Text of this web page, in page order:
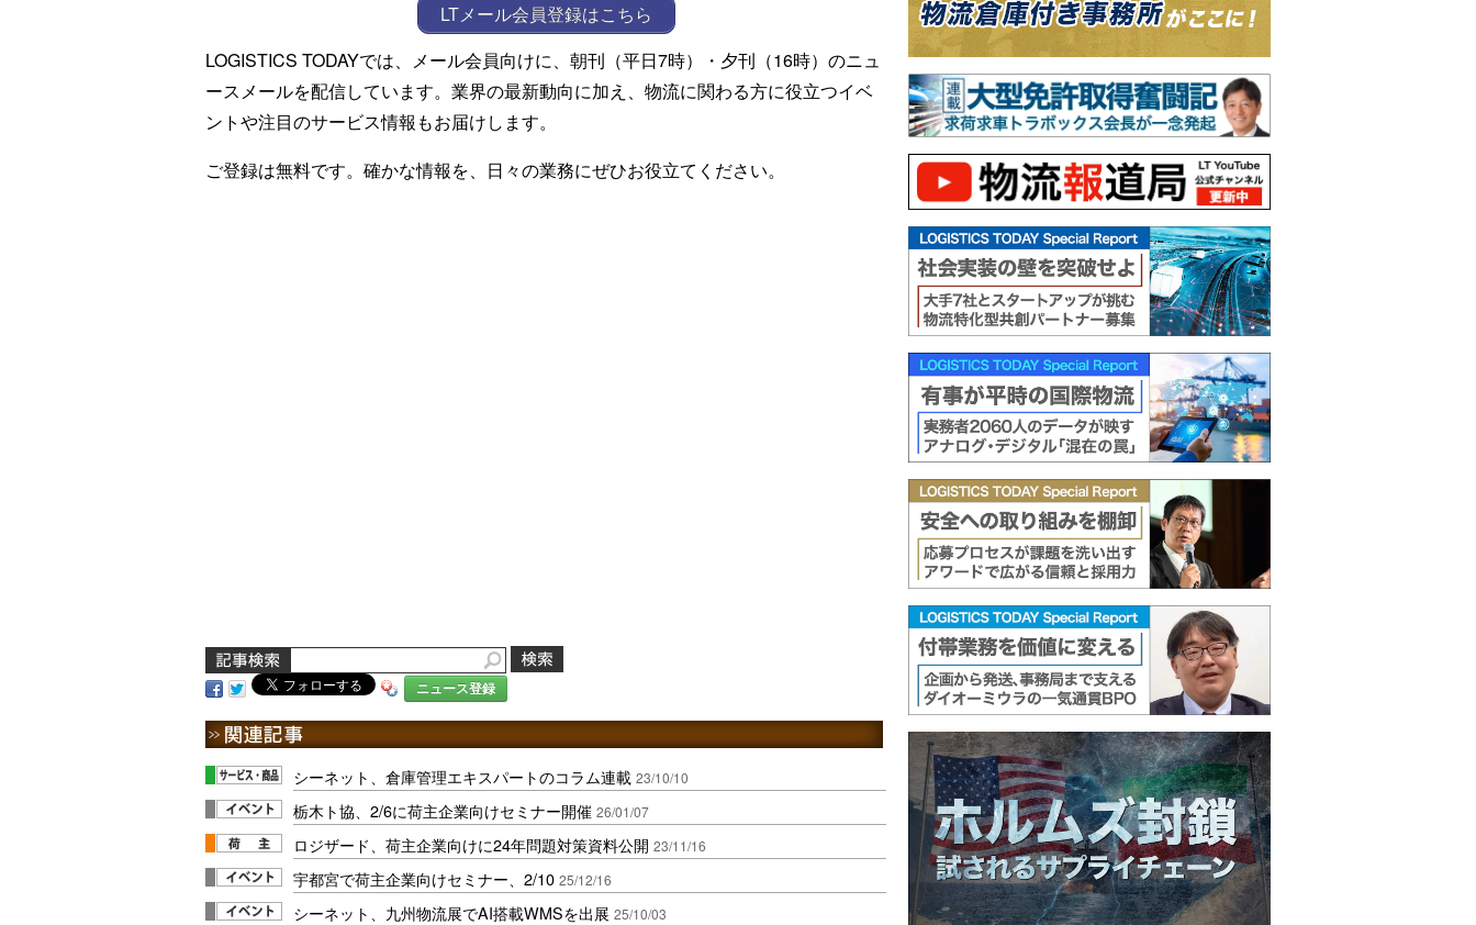
LTメール会員登録はこちら
LOGISTICS TODAYでは、メール会員向けに、朝刊（平日7時）・夕刊（16時）のニュ
ースメールを配信しています。業界の最新動向に加え、物流に関わる方に役立つイベ
ントや注目のサービス情報もお届けします。
ご登録は無料です。確かな情報を、日々の業務にぜひお役立てください。
ニュース登録
シーネット、倉庫管理エキスパートのコラム連載 23/10/10
栃木ト協、2/6に荷主企業向けセミナー開催 26/01/07
ロジザード、荷主企業向けに24年問題対策資料公開 23/11/16
宇都宮で荷主企業向けセミナー、2/10 25/12/16
シーネット、九州物流展でAI搭載WMSを出展 25/10/03